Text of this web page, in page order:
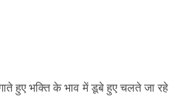
हुए भक्ति के भाव में डूबे हुए चलते जा रहे